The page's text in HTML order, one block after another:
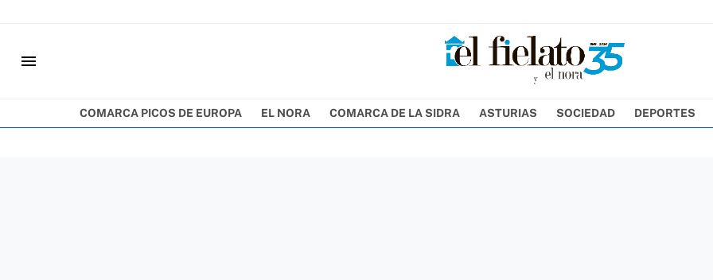
menu
COMARCA PICOS DE EUROPA EL NORA COMARCA DE LA SIDRA ASTURIAS SOCIEDAD DEPORTES